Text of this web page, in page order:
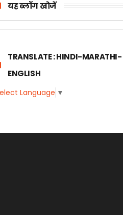
यह ब्लॉग खोजें
TRANSLATE : HINDI-MARATHI-
ENGLISH
Language ▼